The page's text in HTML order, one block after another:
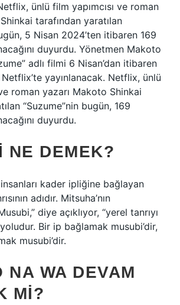
ünlü film yapımcısı ve roman
tarafından yaratılan
5 Nisan 2024’ten itibaren 169
duyurdu. Yönetmen Makoto
adlı filmi 6 Nisan’dan itibaren
yayınlanacak. Netflix, ünlü
roman yazarı Makoto Shinkai
“Suzume”nin bugün, 169
duyurdu.
NE DEMEK?
kader ipliğine bağlayan
adıdır. Mitsuha’nın
diye açıklıyor, “yerel tanrıyı
Bir ip bağlamak musubi’dir,
musubi’dir.
NA WA DEVAM
MI?